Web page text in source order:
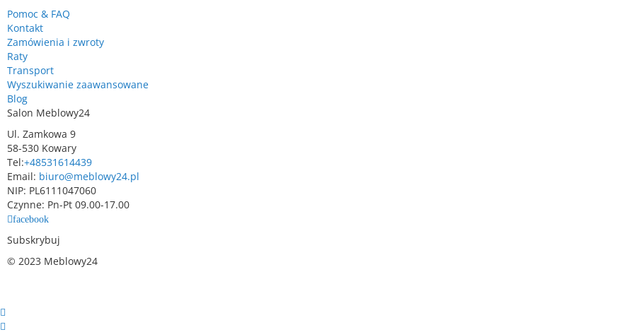
Pomoc & FAQ
Kontakt
Zamówienia i zwroty
Raty
Transport
Wyszukiwanie zaawansowane
Blog
Salon Meblowy24
Ul. Zamkowa 9
58-530 Kowary
Tel:+48531614439
Email: biuro@meblowy24.pl
NIP: PL6111047060
Czynne: Pn-Pt 09.00-17.00
facebook
Subskrybuj
© 2023 Meblowy24